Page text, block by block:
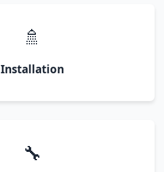
🚿
Installation
🔧